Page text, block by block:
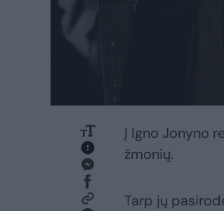
Į Igno Jonyno
žmonių.
Tarp jų